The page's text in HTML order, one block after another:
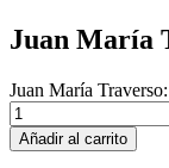
Juan María
Juan María
Añadir al carrito